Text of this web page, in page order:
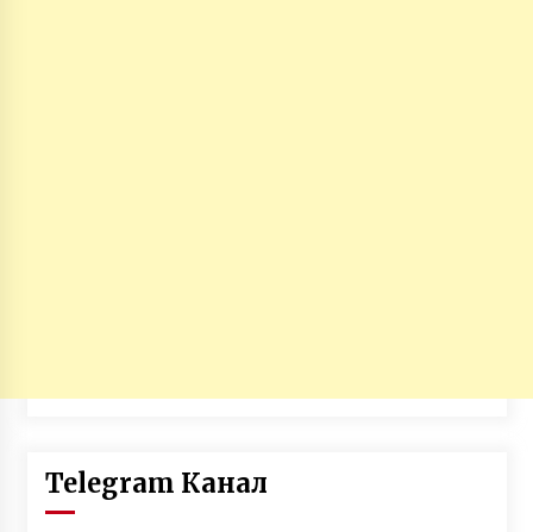
Telegram Канал